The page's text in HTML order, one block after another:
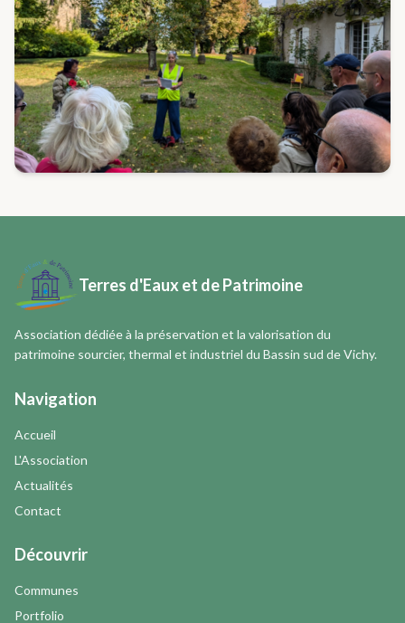
Terres d'Eaux et de Patrimoine
Association dédiée à la préservation et la valorisation du
patrimoine sourcier, thermal et industriel du Bassin sud de Vichy.
Navigation
Accueil
L'Association
Actualités
Contact
Découvrir
Communes
Portfolio